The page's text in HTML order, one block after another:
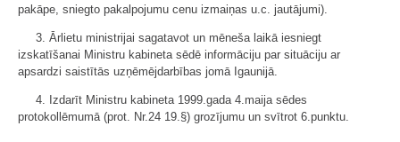
pakāpe, sniegto pakalpojumu cenu izmaiņas u.c. jautājumi).
3. Ārlietu ministrijai sagatavot un mēneša laikā iesniegt
izskatīšanai Ministru kabineta sēdē informāciju par situāciju ar
apsardzi saistītās uzņēmējdarbības jomā Igaunijā.
4. Izdarīt Ministru kabineta 1999.gada 4.maija sēdes
protokollēmumā (prot. Nr.24 19.§) grozījumu un svītrot 6.punktu.